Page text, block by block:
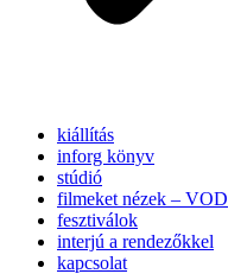
kiállítás
inforg könyv
stúdió
filmeket nézek – VOD
fesztiválok
interjú a rendezőkkel
kapcsolat